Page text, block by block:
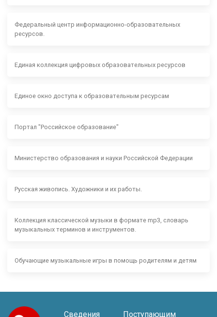
Федеральный центр информационно-образовательных
ресурсов.
Единая коллекция цифровых образовательных ресурсов
Единое окно доступа к образовательным ресурсам
Портал "Российское образование"
Министерство образования и науки Российской Федерации
Русская живопись. Художники и их работы.
Коллекция классической музыки в формате mp3, словарь
музыкальных терминов и инструментов.
Обучающие музыкальные игры в помощь родителям и детям
Сведения Поступающим